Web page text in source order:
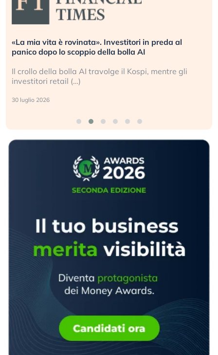
«La mia vita è rovinata». Investitori in preda al
panico dopo lo scoppio della bolla AI
Il crollo della bolla AI travolge il Kospi, mentre gli
investitori retail (…)
30 luglio 2026